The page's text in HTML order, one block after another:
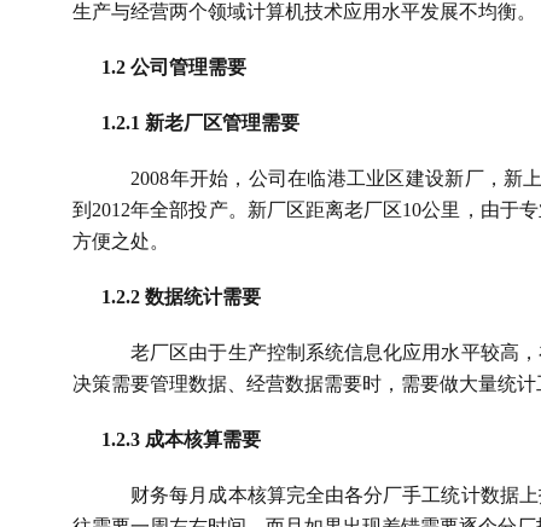
生产与经营两个领域计算机技术应用水平发展不均衡。
1.2 公司管理需要
1.2.1 新老厂区管理需要
2008年开始，公司在临港工业区建设新厂，新
到 2012年全部投产。新厂区距离老厂区10公里，由于
方便之处。
1.2.2 数据统计需要
老厂区由于生产控制系统信息化应用水平较高
决策需要管理数据、经营数据需要时，需要做大量统
1.2.3 成本核算需要
财务每月成本核算完全由各分厂手工统计数据